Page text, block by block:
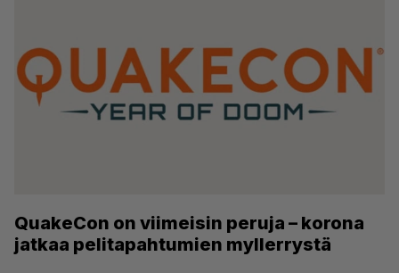
QuakeCon on viimeisin peruja – korona
jatkaa pelitapahtumien myllerrystä